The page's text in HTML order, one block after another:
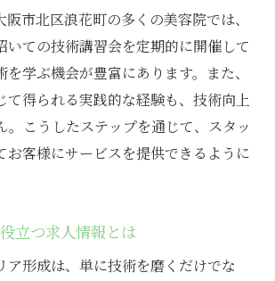
阪市北区浪花町の多くの美容院では、
いての技術講習会を定期的に開催して
学ぶ機会が豊富にあります。また、
て得られる実践的な経験も、技術向上
。こうしたステップを通じて、スタッ
お客様にサービスを提供できるように
立つ求人情報とは
ア形成は、単に技術を磨くだけでな